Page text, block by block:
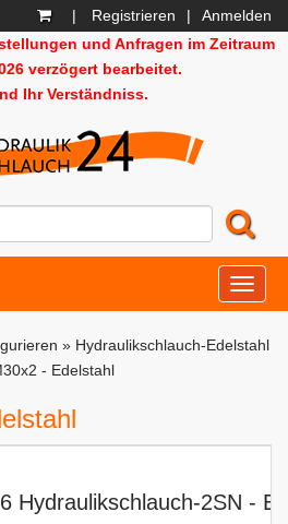
| Registrieren |
Anmelden
und Anfragen im Zeitraum
verzögert bearbeitet.
Ihr Verständniss.
» Hydraulikschlauch-Edelstahl
- Edelstahl
Hydraulikschlauch-2SN -